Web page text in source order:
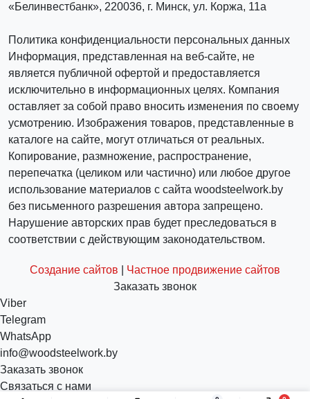
«Белинвестбанк», 220036, г. Минск, ул. Коржа, 11а
Политика конфиденциальности персональных данных
Информация, представленная на веб-сайте, не
является публичной офертой и предоставляется
исключительно в информационных целях. Компания
оставляет за собой право вносить изменения по своему
усмотрению. Изображения товаров, представленные в
каталоге на сайте, могут отличаться от реальных.
Копирование, размножение, распространение,
перепечатка (целиком или частично) или любое другое
использование материалов с сайта woodsteelwork.by
без письменного разрешения автора запрещено.
Нарушение авторских прав будет преследоваться в
соответствии с действующим законодательством.
Создание сайтов
Частное продвижение сайтов
Заказать звонок
Viber
Telegram
WhatsApp
info@woodsteelwork.by
Заказать звонок
Связаться с нами